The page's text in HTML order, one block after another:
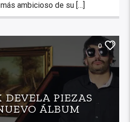
ambicioso de su […]
0
DEVELA PIEZAS
ÁLBUM